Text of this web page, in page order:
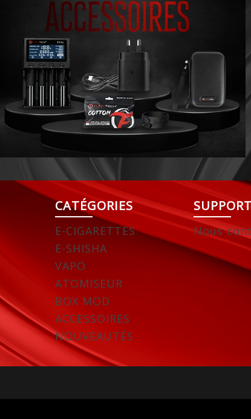
CATÉGORIES
E-CIGARETTES
E-SHISHA
VAPO
ATOMISEUR
BOX MOD
ACCESSOIRES
NOUVEAUTÉS
Nous